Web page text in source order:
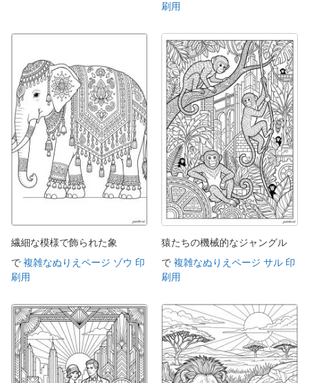
刷用
繊細な模様で飾られた象
で 複雑なぬりえページ ゾウ 印
刷用
猿たちの機械的なジャングル
で 複雑なぬりえページ サル 印
刷用